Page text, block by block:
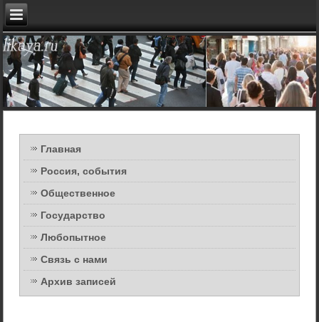
Главная
Россия, события
Общественное
Государство
Любопытное
Связь с нами
Архив записей